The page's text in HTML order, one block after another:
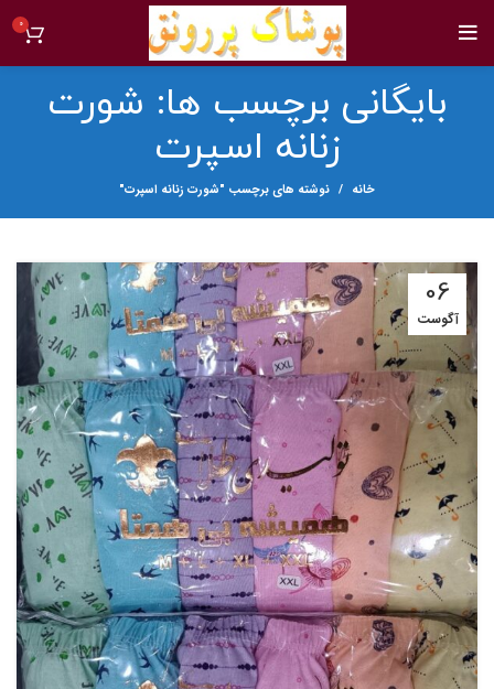
0
بایگانی برچسب ها: شورت
زنانه اسپرت
خانه نوشته های برچسب "شورت زنانه اسپرت"
06
آگوست